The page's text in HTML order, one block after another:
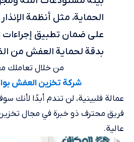
الحماية، مثل أنظمة
على ضمان تطبيق إجراءات
بدقة لحماية العفش من
من خلال تعاملك
شركة تخزين العفش
عمالة فلبينية، لن تندم أبدًا
فريق محترف ذو خبرة في مجال
عالية.